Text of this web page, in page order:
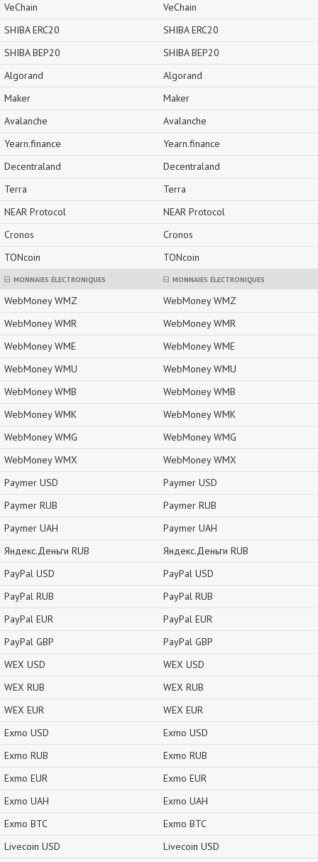
VeChain
SHIBA ERC20
SHIBA BEP20
Algorand
Maker
Avalanche
Yearn.finance
Decentraland
Terra
NEAR Protocol
Cronos
TONcoin
MONNAIES ÉLECTRONIQUES
WebMoney WMZ
WebMoney WMR
WebMoney WME
WebMoney WMU
WebMoney WMB
WebMoney WMK
WebMoney WMG
WebMoney WMX
Paymer USD
Paymer RUB
Paymer UAH
Яндекс.Деньги RUB
PayPal USD
PayPal RUB
PayPal EUR
PayPal GBP
WEX USD
WEX RUB
WEX EUR
Exmo USD
Exmo RUB
Exmo EUR
Exmo UAH
Exmo BTC
Livecoin USD
VeChain
SHIBA ERC20
SHIBA BEP20
Algorand
Maker
Avalanche
Yearn.finance
Decentraland
Terra
NEAR Protocol
Cronos
TONcoin
MONNAIES ÉLECTRONIQUES
WebMoney WMZ
WebMoney WMR
WebMoney WME
WebMoney WMU
WebMoney WMB
WebMoney WMK
WebMoney WMG
WebMoney WMX
Paymer USD
Paymer RUB
Paymer UAH
Яндекс.Деньги RUB
PayPal USD
PayPal RUB
PayPal EUR
PayPal GBP
WEX USD
WEX RUB
WEX EUR
Exmo USD
Exmo RUB
Exmo EUR
Exmo UAH
Exmo BTC
Livecoin USD